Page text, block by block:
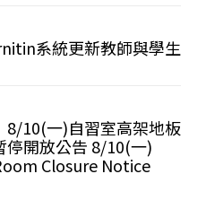
系統更新教師與學生
8/10(一)自習室高架地板
停開放公告 8/10(一)
Closure Notice